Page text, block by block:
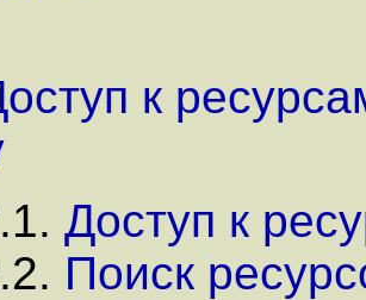
к
Доступ к
Поиск